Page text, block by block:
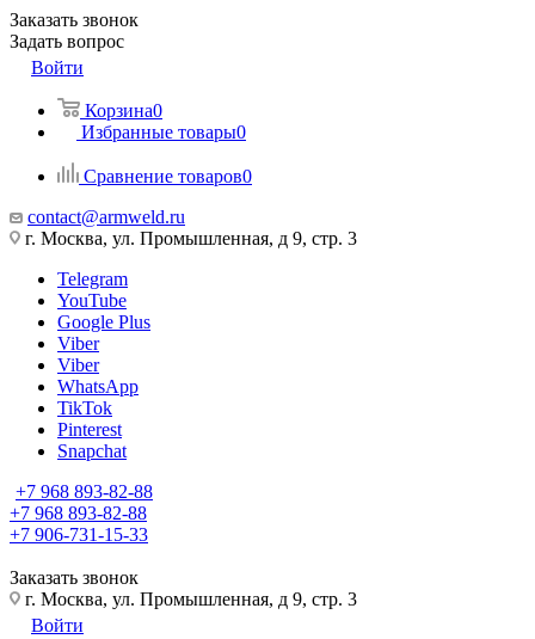
Заказать звонок
Задать вопрос
Войти
Корзина0
Избранные товары0
Сравнение товаров0
contact@armweld.ru
г. Москва, ул. Промышленная, д 9, стр. 3
Telegram
YouTube
Google Plus
Viber
Viber
WhatsApp
TikTok
Pinterest
Snapchat
+7 968 893-82-88
+7 968 893-82-88
+7 906-731-15-33
Заказать звонок
г. Москва, ул. Промышленная, д 9, стр. 3
Войти